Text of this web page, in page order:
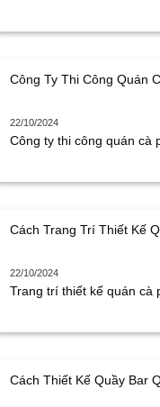
Công Ty Thi Công Quán
22/10/2024
Công ty thi công quán cà
Cách Trang Trí Thiết Kế
22/10/2024
Trang trí thiết kế quán cà
Cách Thiết Kế Quầy Bar